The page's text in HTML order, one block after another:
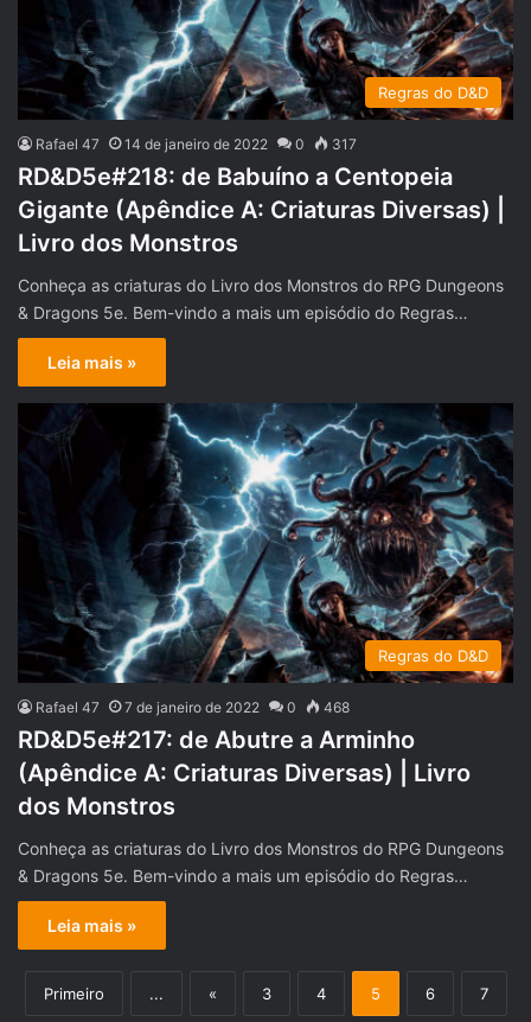
Regras do D&D
Rafael 47 14 de janeiro de 2022 0 317
RD&D5e#218: de Babuíno a Centopeia
Gigante (Apêndice A: Criaturas Diversas) |
Livro dos Monstros
Conheça as criaturas do Livro dos Monstros do RPG Dungeons
& Dragons 5e. Bem-vindo a mais um episódio do Regras…
Leia mais »
Regras do D&D
Rafael 47 7 de janeiro de 2022 0 468
RD&D5e#217: de Abutre a Arminho
(Apêndice A: Criaturas Diversas) | Livro
dos Monstros
Conheça as criaturas do Livro dos Monstros do RPG Dungeons
& Dragons 5e. Bem-vindo a mais um episódio do Regras…
Leia mais »
Primeiro ... « 3 4 5 6 7